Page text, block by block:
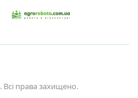
права захищено.